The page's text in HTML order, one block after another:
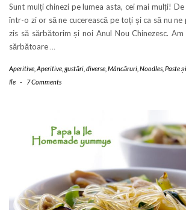
Sunt mulți chinezi pe lumea asta, cei mai mulți! De
într-o zi or să ne cucerească pe toți și ca să nu
zis să sărbătorim și noi Anul Nou Chinezesc.
sărbătoare …
Aperitive Aperitive, gustări, diverse Mâncăruri Noodles Paste
Ile - 7 Comments